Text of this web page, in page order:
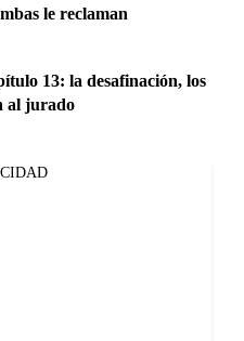
le reclaman
13: la desafinación, los
al jurado